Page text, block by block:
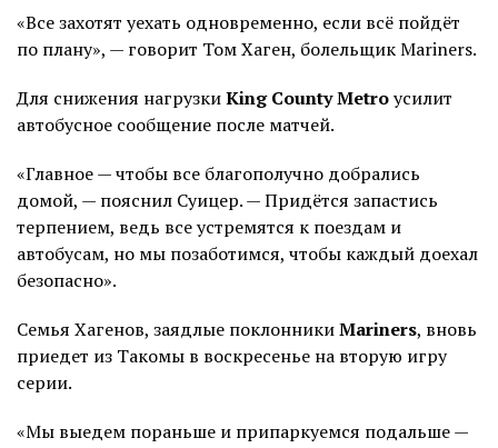
«Все захотят уехать одновременно, если всё пойдёт
по плану», — говорит Том Хаген, болельщик Mariners.
Для снижения нагрузкиKing County Metroусилит
автобусное сообщение после матчей.
«Главное — чтобы все благополучно добрались
домой, — пояснил Суицер. — Придётся запастись
терпением, ведь все устремятся к поездам и
автобусам, но мы позаботимся, чтобы каждый доехал
безопасно».
Семья Хагенов, заядлые поклонникиMariners, вновь
приедет из Такомы в воскресенье на вторую игру
серии.
«Мы выедем пораньше и припаркуемся подальше —